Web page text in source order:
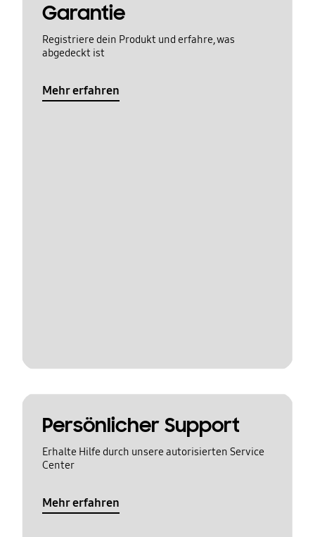
Garantie
Registriere dein Produkt und erfahre, was
abgedeckt ist
Mehr erfahren
Persönlicher Support
Erhalte Hilfe durch unsere autorisierten Service
Center
Mehr erfahren